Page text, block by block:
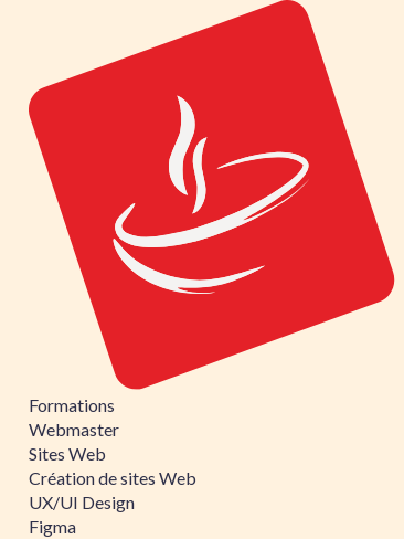
Formations
Webmaster
Sites Web
Création de sites Web
UX/UI Design
Figma